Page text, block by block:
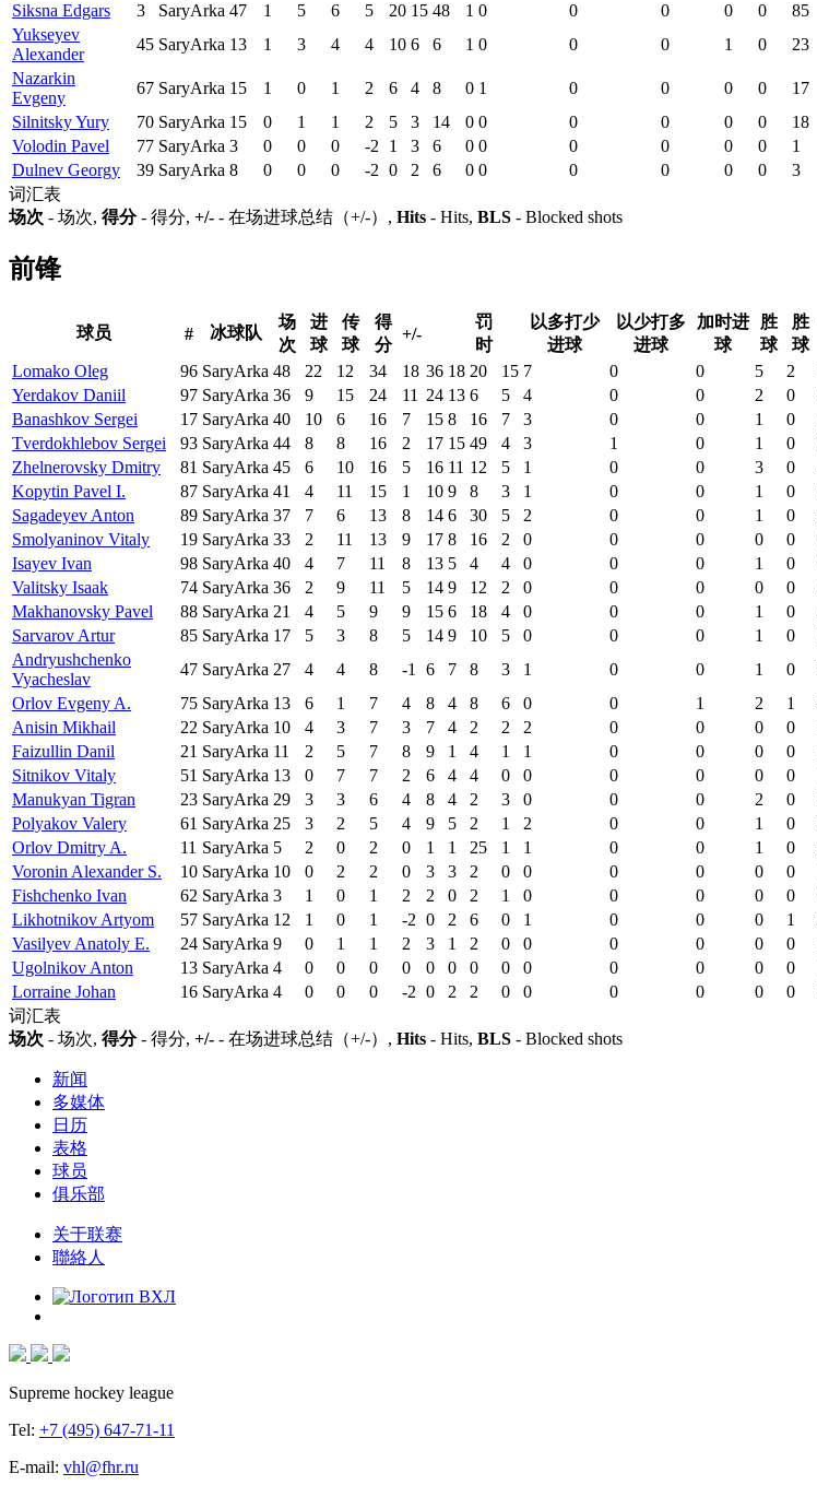
Siksna Edgars
3 SaryArka 47 1 5 6 5 20 15 48 1 0 0 0 0 0 85
Yukseyev
Alexander
45 SaryArka 13 1 3 4 4 10 6 6 1 0 0 0 1 0 23
Nazarkin
Evgeny
67 SaryArka 15 1 0 1 2 6 4 8 0 1 0 0 0 0 17
Silnitsky Yury
70 SaryArka 15 0 1 1 2 5 3 14 0 0 0 0 0 0 18
Volodin Pavel
77 SaryArka 3 0 0 0 -2 1 3 6 0 0 0 0 0 0 1
Dulnev Georgy
39 SaryArka 8 0 0 0 -2 0 2 6 0 0 0 0 0 0 3
词汇表
场次 - 场次, 得分- 得分, +/- - 在场进球总结（+/-）, Hits - Hits, BLS - Blocked shots
前锋
球员 # 冰球队
场
次
进
球
传
球
得
分
+/-
罚
时
以多打少
进球
以少打多
进球
加时进
球
胜
球
胜
球
Lomako Oleg
96 SaryArka 48 22 12 34 18 36 18 20 15 7 0 0 5 2
Yerdakov Daniil
97 SaryArka 36 9 15 24 11 24 13 6 5 4 0 0 2 0
Banashkov Sergei
17 SaryArka 40 10 6 16 7 15 8 16 7 3 0 0 1 0
Tverdokhlebov Sergei
93 SaryArka 44 8 8 16 2 17 15 49 4 3 1 0 1 0
Zhelnerovsky Dmitry
81 SaryArka 45 6 10 16 5 16 11 12 5 1 0 0 3 0
Kopytin Pavel I.
87 SaryArka 41 4 11 15 1 10 9 8 3 1 0 0 1 0
Sagadeyev Anton
89 SaryArka 37 7 6 13 8 14 6 30 5 2 0 0 1 0
Smolyaninov Vitaly
19 SaryArka 33 2 11 13 9 17 8 16 2 0 0 0 0 0
Isayev Ivan
98 SaryArka 40 4 7 11 8 13 5 4 4 0 0 0 1 0
Valitsky Isaak
74 SaryArka 36 2 9 11 5 14 9 12 2 0 0 0 0 0
Makhanovsky Pavel
88 SaryArka 21 4 5 9 9 15 6 18 4 0 0 0 1 0
Sarvarov Artur
85 SaryArka 17 5 3 8 5 14 9 10 5 0 0 0 1 0
Andryushchenko
Vyacheslav
47 SaryArka 27 4 4 8 -1 6 7 8 3 1 0 0 1 0
Orlov Evgeny A.
75 SaryArka 13 6 1 7 4 8 4 8 6 0 0 1 2 1
Anisin Mikhail
22 SaryArka 10 4 3 7 3 7 4 2 2 2 0 0 0 0
Faizullin Danil
21 SaryArka 11 2 5 7 8 9 1 4 1 1 0 0 0 0
Sitnikov Vitaly
51 SaryArka 13 0 7 7 2 6 4 4 0 0 0 0 0 0
Manukyan Tigran
23 SaryArka 29 3 3 6 4 8 4 2 3 0 0 0 2 0
Polyakov Valery
61 SaryArka 25 3 2 5 4 9 5 2 1 2 0 0 1 0
Orlov Dmitry A.
11 SaryArka 5 2 0 2 0 1 1 25 1 1 0 0 1 0
Voronin Alexander S.
10 SaryArka 10 0 2 2 0 3 3 2 0 0 0 0 0 0
Fishchenko Ivan
62 SaryArka 3 1 0 1 2 2 0 2 1 0 0 0 0 0
Likhotnikov Artyom
57 SaryArka 12 1 0 1 -2 0 2 6 0 1 0 0 0 1
Vasilyev Anatoly E.
24 SaryArka 9 0 1 1 2 3 1 2 0 0 0 0 0 0
Ugolnikov Anton
13 SaryArka 4 0 0 0 0 0 0 0 0 0 0 0 0 0
Lorraine Johan
16 SaryArka 4 0 0 0 -2 0 2 2 0 0 0 0 0 0
词汇表
场次 - 场次, 得分- 得分, +/- - 在场进球总结（+/-）, Hits - Hits, BLS - Blocked shots
新闻
多媒体
日历
表格
球员
俱乐部
关于联赛
聯絡人
Supreme hockey league
Tel: +7 (495) 647-71-11
E-mail: vhl@fhr.ru